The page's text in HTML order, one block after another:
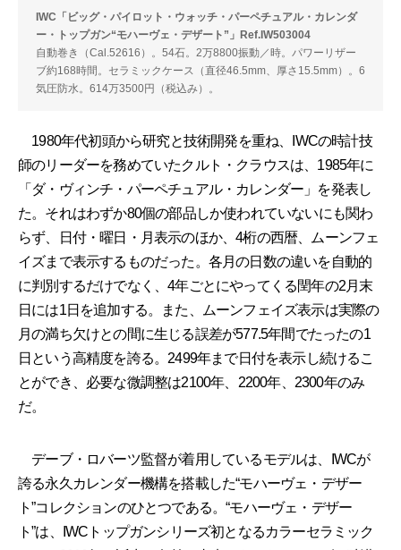
IWC「ビッグ・パイロット・ウォッチ・パーペチュアル・カレンダ
ー・トップガン“モハーヴェ・デザート”」Ref.IW503004
自動巻き（Cal.52616）。54石。2万8800振動／時。パワーリザー
ブ約168時間。セラミックケース（直径46.5mm、厚さ15.5mm）。6
気圧防水。614万3500円（税込み）。
1980年代初頭から研究と技術開発を重ね、IWCの時計技
師のリーダーを務めていたクルト・クラウスは、1985年に
「ダ・ヴィンチ・パーペチュアル・カレンダー」を発表し
た。それはわずか80個の部品しか使われていないにも関わ
らず、日付・曜日・月表示のほか、4桁の西暦、ムーンフェ
イズまで表示するものだった。各月の日数の違いを自動的
に判別するだけでなく、4年ごとにやってくる閏年の2月末
日には1日を追加する。また、ムーンフェイズ表示は実際の
月の満ち欠けとの間に生じる誤差が577.5年間でたったの1
日という高精度を誇る。2499年まで日付を表示し続けるこ
とができ、必要な微調整は2100年、2200年、2300年のみ
だ。
デーブ・ロバーツ監督が着用しているモデルは、IWCが
誇る永久カレンダー機構を搭載した“モハーヴェ・デザー
ト”コレクションのひとつである。“モハーヴェ・デザー
ト”は、IWCトップガンシリーズ初となるカラーセラミック